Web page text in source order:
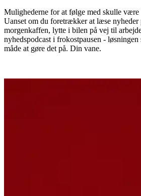
Mulighederne for at følge med skulle
Uanset om du foretrækker at læse nyheder
morgenkaffen, lytte i bilen på vej til
nyhedspodcast i frokostpausen -
måde at gøre det på. Din vane.